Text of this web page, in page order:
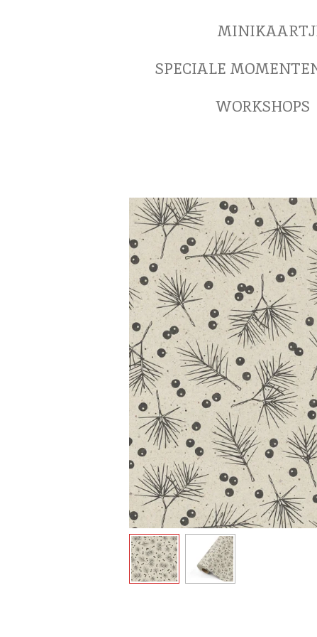
SPECIALE
WORKSHOPS